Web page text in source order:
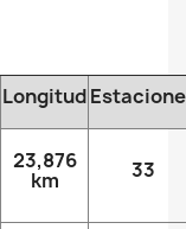
Longitud
23,876
km 33